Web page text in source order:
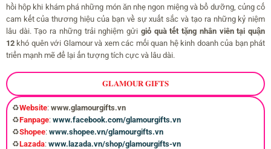
hồi hộp khi khám phá những món ăn nhẹ ngon miệng và bổ dưỡng, củng cố
cam kết của thương hiệu của bạn về sự xuất sắc và tạo ra những kỷ niệm
lâu dài. Tạo ra những trải nghiệm gửi giỏ quà tết tặng nhân viên tại quận
12khó quên với Glamour và xem các mối quan hệ kinh doanh của bạn phát
triển mạnh mẽ để lại ấn tượng tích cực và lâu dài.
𝐆𝐋𝐀𝐌𝐎𝐔𝐑 𝐆𝐈𝐅𝐓𝐒
♻️Website: www.glamourgifts.vn
♻️Fanpage: www.facebook.com/glamourgifts.vn
♻️Shopee: www.shopee.vn/glamourgifts.vn
♻️Lazada: www.lazada.vn/shop/glamourgifts-vn